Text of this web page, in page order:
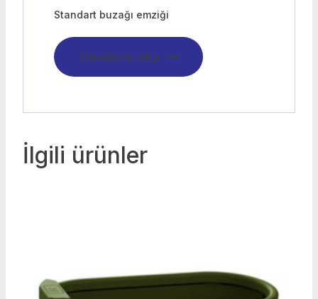
Standart buzağı emziği
Devamını oku
İlgili ürünler